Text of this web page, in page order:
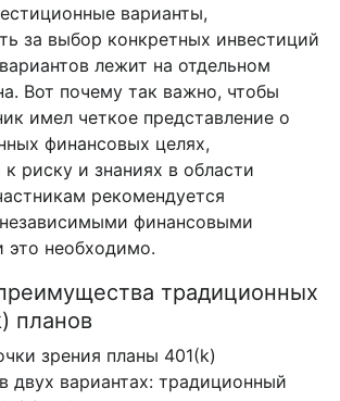
варианты,
за выбор конкретных инвестиций
лежит на отдельном
Вот почему так важно, чтобы
имел четкое представление о
финансовых целях,
риску и знаниях в области
рекомендуется
финансовыми
это необходимо.
традиционных
планов
зрения планы 401(k)
двух вариантах: традиционный